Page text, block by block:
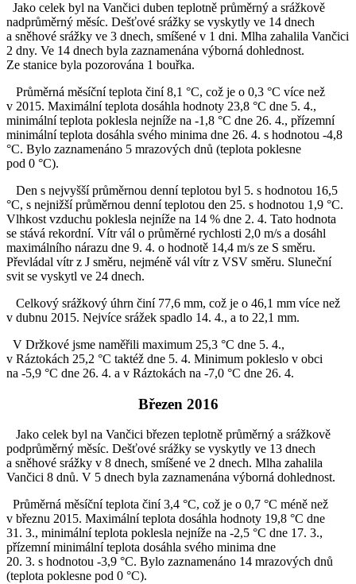
Jako celek byl na Vančici duben teplotně průměrný a srážkově
nadprůměrný měsíc. Dešťové srážky se vyskytly ve 14 dnech
a sněhové srážky ve 3 dnech, smíšené v 1 dni. Mlha zahalila Vančici
2 dny. Ve 14 dnech byla zaznamenána výborná dohlednost.
Ze stanice byla pozorována 1 bouřka.
Průměrná měsíční teplota činí 8,1 °C, což je o 0,3 °C více než
v 2015. Maximální teplota dosáhla hodnoty 23,8 °C dne 5. 4.,
minimální teplota poklesla nejníže na -1,8 °C dne 26. 4., přízemní
minimální teplota dosáhla svého minima dne 26. 4. s hodnotou -4,8
°C. Bylo zaznamenáno 5 mrazových dnů (teplota poklesne
pod 0 °C).
Den s nejvyšší průměrnou denní teplotou byl 5. s hodnotou 16,5
°C, s nejnižší průměrnou denní teplotou den 25. s hodnotou 1,9 °C.
Vlhkost vzduchu poklesla nejníže na 14 % dne 2. 4. Tato hodnota
se stává rekordní. Vítr vál o průměrné rychlosti 2,0 m/s a dosáhl
maximálního nárazu dne 9. 4. o hodnotě 14,4 m/s ze S směru.
Převládal vítr z J směru, nejméně vál vítr z VSV směru. Sluneční
svit se vyskytl ve 24 dnech.
Celkový srážkový úhrn činí 77,6 mm, což je o 46,1 mm více než
v dubnu 2015. Nejvíce srážek spadlo 14. 4., a to 22,1 mm.
V Držkové jsme naměřili maximum 25,3 °C dne 5. 4.,
v Ráztokách 25,2 °C taktéž dne 5. 4. Minimum pokleslo v obci
na -5,9 °C dne 26. 4. a v Ráztokách na -7,0 °C dne 26. 4.
Březen 2016
Jako celek byl na Vančici březen teplotně průměrný a srážkově
podprůměrný měsíc. Dešťové srážky se vyskytly ve 13 dnech
a sněhové srážky v 8 dnech, smíšené ve 2 dnech. Mlha zahalila
Vančici 8 dnů. V 5 dnech byla zaznamenána výborná dohlednost.
Průměrná měsíční teplota činí 3,4 °C, což je o 0,7 °C méně než
v březnu 2015. Maximální teplota dosáhla hodnoty 19,8 °C dne
31. 3., minimální teplota poklesla nejníže na -2,5 °C dne 17. 3.,
přízemní minimální teplota dosáhla svého minima dne
20. 3. s hodnotou -3,9 °C. Bylo zaznamenáno 14 mrazových dnů
(teplota poklesne pod 0 °C).